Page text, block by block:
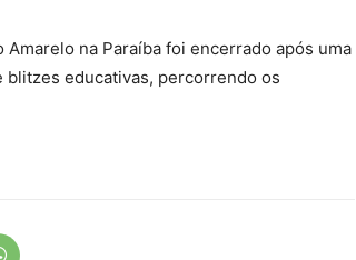
na Paraíba foi encerrado após uma
blitzes educativas, percorrendo os